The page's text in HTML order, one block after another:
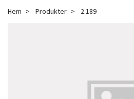
Hem Produkter 2.189